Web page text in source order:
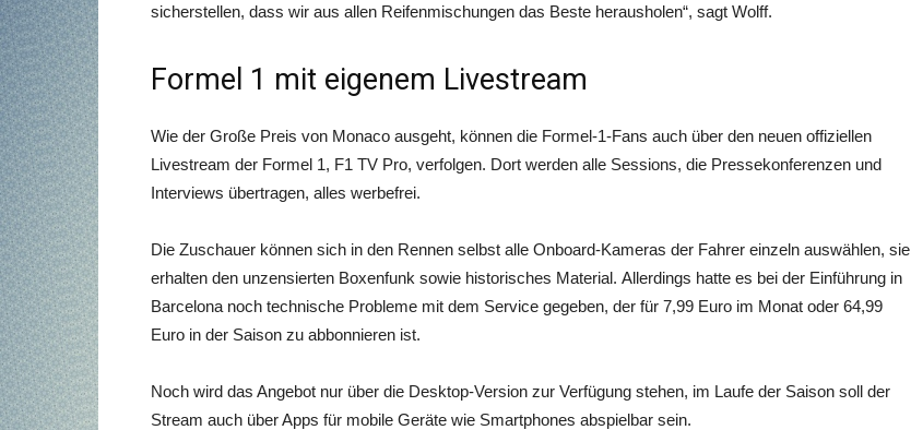
sicherstellen, dass wir aus allen Reifenmischungen das Beste herausholen“, sagt Wolff.
Formel 1 mit eigenem Livestream
Wie der Große Preis von Monaco ausgeht, können die Formel-1-Fans auch über den neuen offiziellen
Livestream der Formel 1, F1 TV Pro, verfolgen. Dort werden alle Sessions, die Pressekonferenzen und
Interviews übertragen, alles werbefrei.
Die Zuschauer können sich in den Rennen selbst alle Onboard-Kameras der Fahrer einzeln auswählen, sie
erhalten den unzensierten Boxenfunk sowie historisches Material. Allerdings hatte es bei der Einführung in
Barcelona noch technische Probleme mit dem Service gegeben, der für 7,99 Euro im Monat oder 64,99
Euro in der Saison zu abbonnieren ist.
Noch wird das Angebot nur über die Desktop-Version zur Verfügung stehen, im Laufe der Saison soll der
Stream auch über Apps für mobile Geräte wie Smartphones abspielbar sein.